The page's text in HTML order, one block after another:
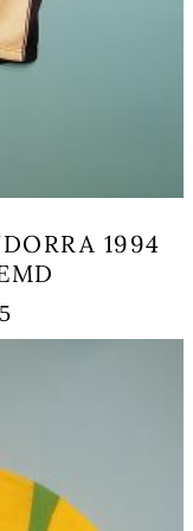
1994
Preisspanne:
€ 59,95